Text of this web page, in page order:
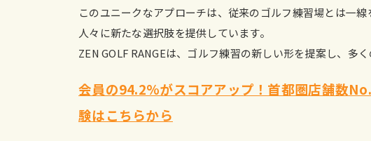
このユニークなアプローチは、従来のゴルフ練習場とは一
人々に新たな選択肢を提供しています。
ZEN GOLF RANGEは、ゴルフ練習の新しい形を提案し、多
会員の94.2%がスコアアップ！首都圏店舗数
験はこちらから